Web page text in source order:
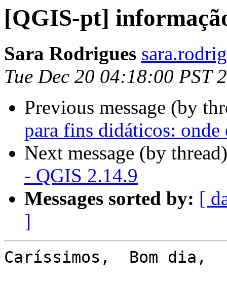
[QGIS-pt]
Sara Rodrigues
Tue Dec 20 04:18:00 PST
Previous message (by
para fins didáticos: onde
Next message (by
- QGIS 2.14.9
Messages sorted by: [
]
Caríssimos,  Bom dia,